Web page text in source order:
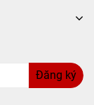
Đăng ký